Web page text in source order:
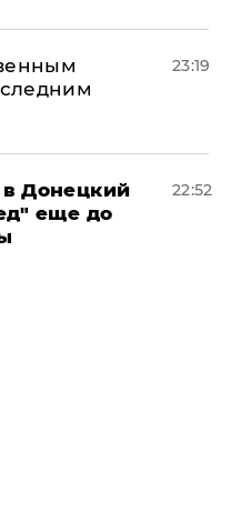
23:19
Донецкий
еще до
22:52